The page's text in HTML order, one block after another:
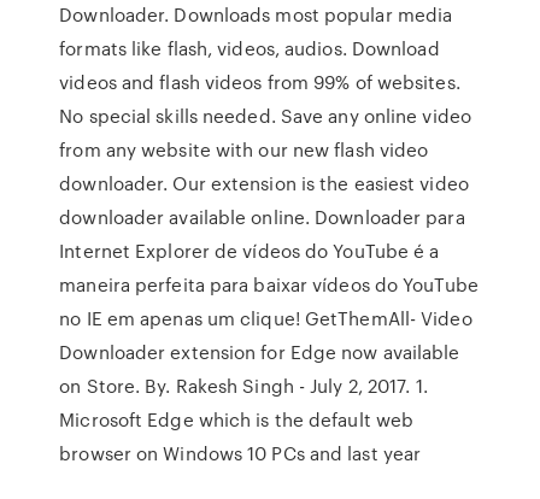
Downloader. Downloads most popular media
formats like flash, videos, audios. Download
videos and flash videos from 99% of websites.
No special skills needed. Save any online video
from any website with our new flash video
downloader. Our extension is the easiest video
downloader available online. Downloader para
Internet Explorer de vídeos do YouTube é a
maneira perfeita para baixar vídeos do YouTube
no IE em apenas um clique! GetThemAll- Video
Downloader extension for Edge now available
on Store. By. Rakesh Singh - July 2, 2017. 1.
Microsoft Edge which is the default web
browser on Windows 10 PCs and last year